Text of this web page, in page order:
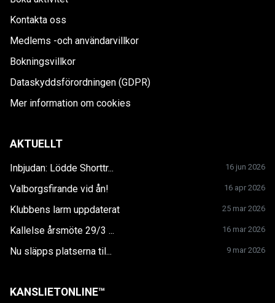
Kontakta oss
Medlems -och användarvillkor
Bokningsvillkor
Dataskyddsförordningen (GDPR)
Mer information om cookies
AKTUELLT
Inbjudan: Lödde Shorttr... 16 jun 2026
Valborgsfirande vid ån! 16 apr 2026
Klubbens larm uppdaterat 25 mar 2026
Kallelse årsmöte 29/3 ... 16 mar 2026
Nu släpps platserna til... 9 mar 2026
KANSLIETONLINE™